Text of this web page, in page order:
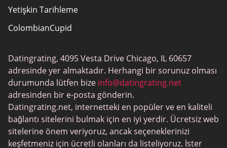
Yetişkin Tarihleme
ColombianCupid
MeetMindful
BDSM Flört
BBPeopleMeet
Şeker Baba Siteleri
JPeopleMeet
Datingrating, 4095 Vesta Drive Chicago, IL 60657
adresinde yer almaktadır. Herhangi bir sorunuz olması
durumunda lütfen bize info@datingrating.net
adresinden bir e-posta gönderin.
Datingrating.net, internetteki en popüler ve en kaliteli
bağlantı sitelerini bulmak için en iyi yerdir. Ücretsiz web
sitelerine önem veriyoruz, ancak seçeneklerinizi
keşfetmeniz için ücretli olanları da listeliyoruz. İster